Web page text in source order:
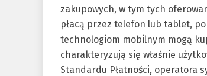
zakupowych, w tym tych
płacą przez telefon lub tablet,
technologiom mobilnym mogą
charakteryzują się właśnie
Standardu Płatności, operatora